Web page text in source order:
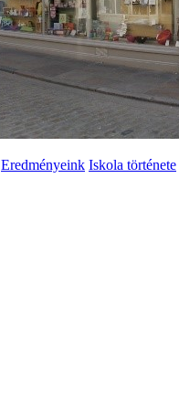
Eredményeink Iskola története